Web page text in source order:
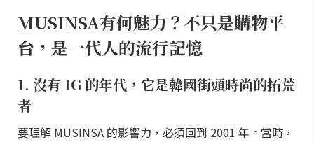
MUSINSA有何魅力？不只是購物平
台，是一代人的流行記憶
1. 沒有 IG 的年代，它是韓國街頭時尚的拓荒
者
要理解 MUSINSA 的影響力，必須回到 2001 年。當時，